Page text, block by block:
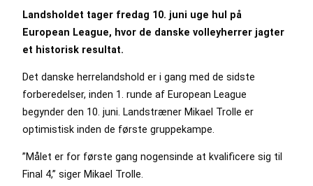
Landsholdet tager fredag 10. juni uge hul på
European League, hvor de danske volleyherrer jagter
et historisk resultat.
Det danske herrelandshold er i gang med de sidste
forberedelser, inden 1. runde af European League
begynder den 10. juni. Landstræner Mikael Trolle er
optimistisk inden de første gruppekampe.
”Målet er for første gang nogensinde at kvalificere sig til
Final 4,” siger Mikael Trolle.